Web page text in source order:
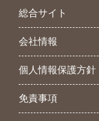
総合サイト
会社情報
個人情報保護方針
免責事項